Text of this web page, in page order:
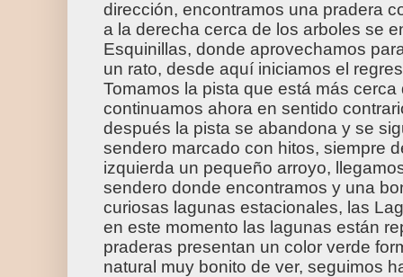
dirección, encontramos una pradera
a la derecha cerca de los arboles se
Esquinillas, donde aprovechamos
un rato, desde aquí iniciamos el
Tomamos la pista que está más cerca
continuamos ahora en sentido
después la pista se abandona y se
sendero marcado con hitos, siempre
izquierda un pequeño arroyo,
sendero donde encontramos y una
curiosas lagunas estacionales, las
en este momento las lagunas están
praderas presentan un color verde
natural muy bonito de ver, seguimos